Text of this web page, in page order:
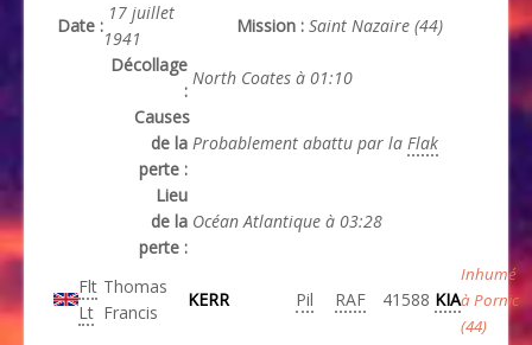
Date :
17 juillet
1941
Mission : Saint Nazaire (44)
Décollage
:
North Coates à 01:10
Causes
de la
perte :
Probablement abattu par la Flak
Lieu
de la
perte :
Océan Atlantique à 03:28
Flt
Lt
Thomas
Francis
KERR Pil RAF 41588 KIA
Inhumé
à Pornic
(44)